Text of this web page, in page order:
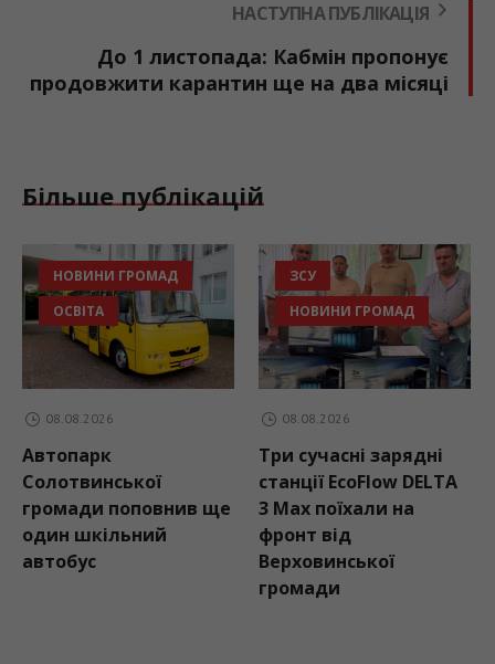
НАСТУПНА ПУБЛІКАЦІЯ
До 1 листопада: Кабмін пропонує
продовжити карантин ще на два місяці
Більше публікацій
НОВИНИ ГРОМАД
ОСВІТА
08.08.2026
Автопарк
Солотвинської
громади поповнив ще
один шкільний
автобус
ЗСУ
НОВИНИ ГРОМАД
08.08.2026
Три сучасні зарядні
станції EcoFlow DELTA
3 Max поїхали на
фронт від
Верховинської
громади